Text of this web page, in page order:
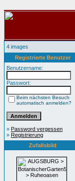
4 images
Registrierte Benutzer
Benutzername:
Passwort:
Beim nächsten Besuch
automatisch anmelden?
» Password vergessen
» Registrierung
Zufallsbild